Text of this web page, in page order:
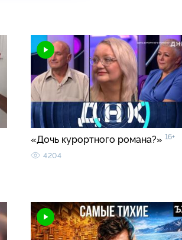
«Дочь курортного романа?» 16+
4204